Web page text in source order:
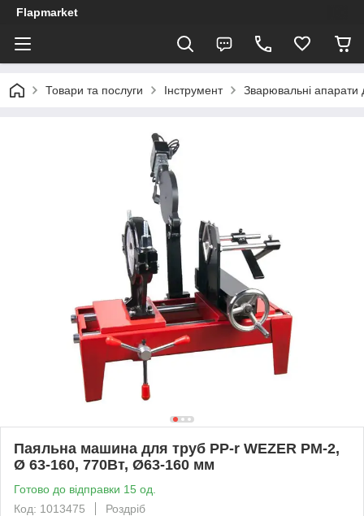
Flapmarket
Товари та послуги Інструмент Зварювальні апарати
Паяльна машина для труб PP-r WEZER PM-2,
Ø 63-160, 770Вт, Ø63-160 мм
Готово до відправки 15 од.
Код: 1013475
Роздріб